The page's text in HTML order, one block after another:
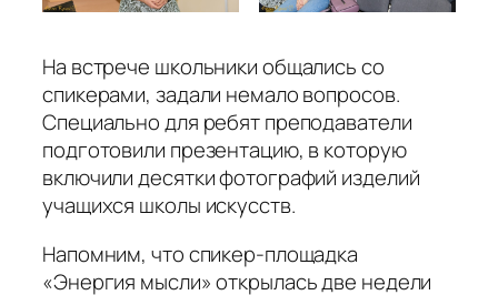
На встрече школьники общались со
спикерами, задали немало вопросов.
Специально для ребят преподаватели
подготовили презентацию, в которую
включили десятки фотографий изделий
учащихся школы искусств.
Напомним, что спикер-площадка
«Энергия мысли» открылась две недели